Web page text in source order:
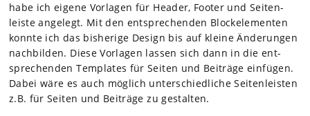
habe ich eigene Vor­la­gen für Hea­der, Foo­ter und Sei­ten­
leiste ange­legt. Mit den ent­spre­chen­den Block­ele­men­ten
konnte ich das bis­he­rige Design bis auf kleine Ände­run­gen
nach­bil­den. Diese Vor­la­gen las­sen sich dann in die ent­
spre­chen­den Tem­pla­tes für Sei­ten und Bei­träge ein­fü­gen.
Dabei wäre es auch mög­lich unter­schied­li­che Sei­ten­leis­ten
z.B. für Sei­ten und Bei­träge zu gestal­ten.